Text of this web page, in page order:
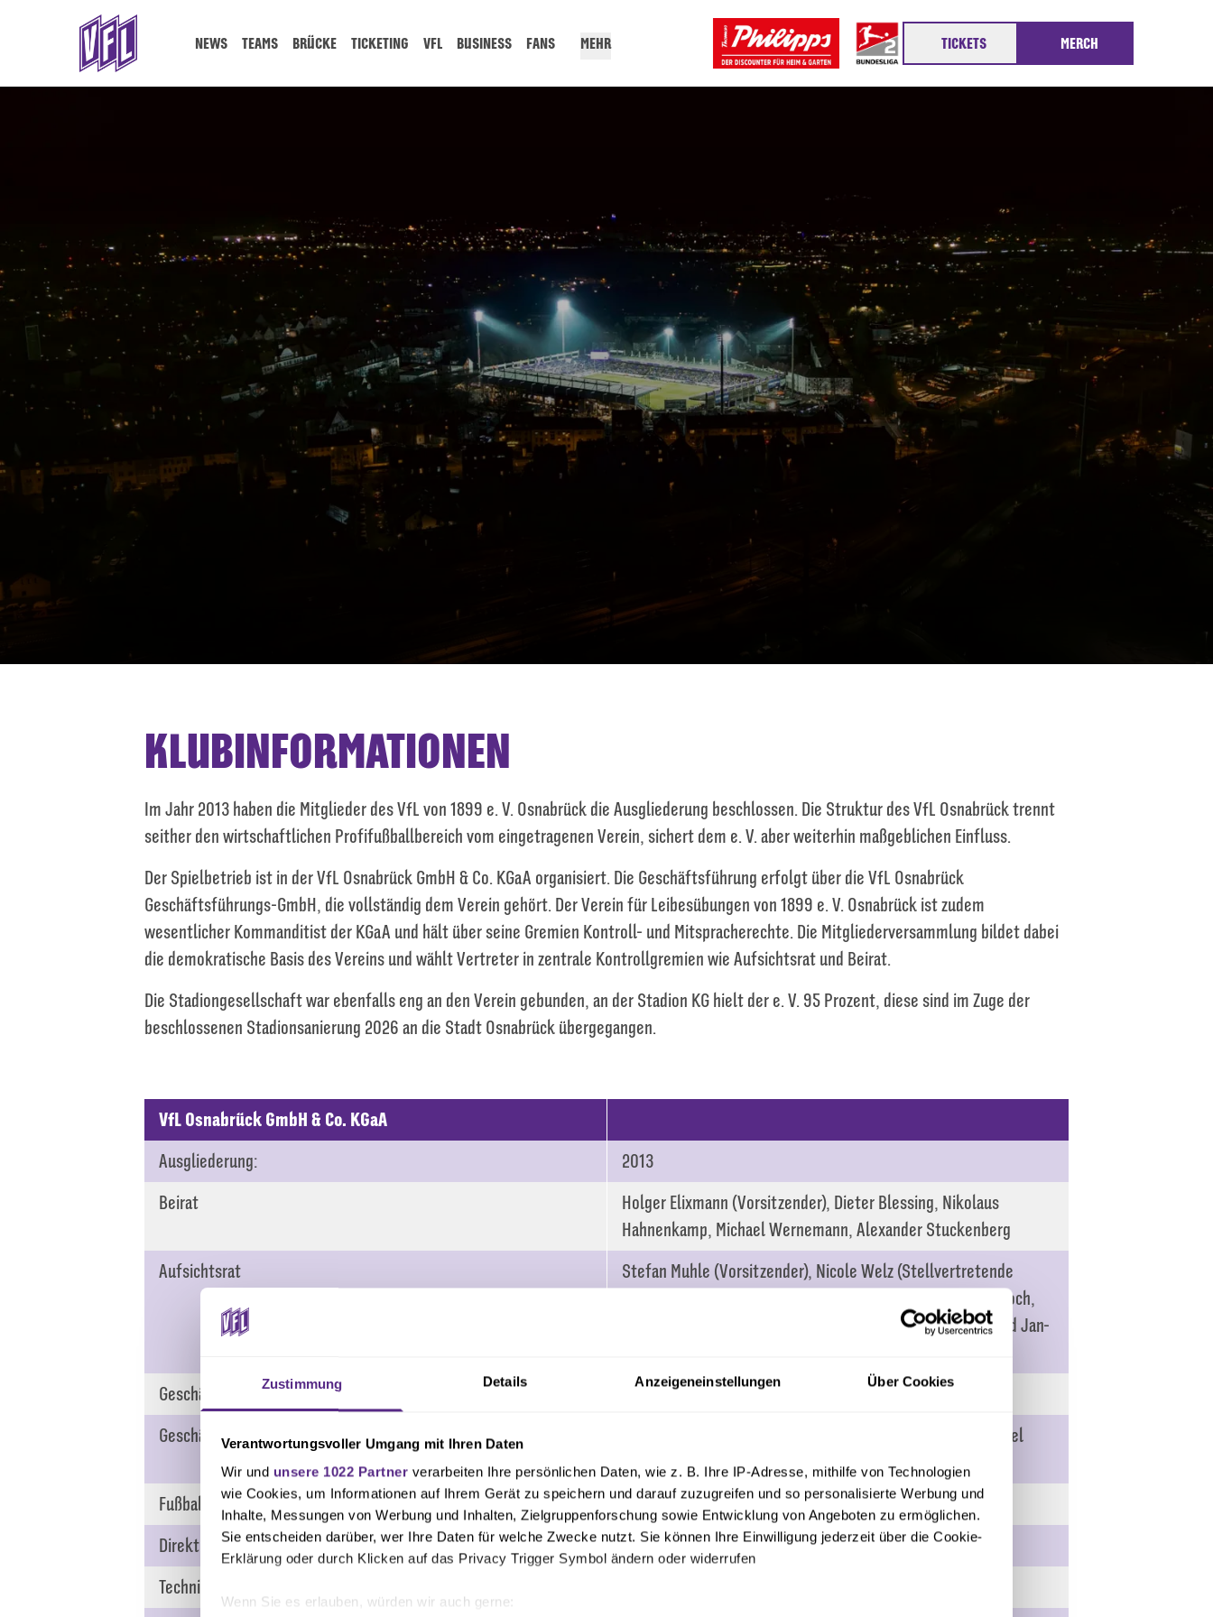
Zustimmung Details Anzeigeneinstellungen Über Cookies
Verantwortungsvoller Umgang mit Ihren Daten
Wir und unsere 1022 Partner verarbeiten Ihre persönlichen Daten, wie z. B. Ihre IP-Adresse, mithilfe von Technologien
wie Cookies, um Informationen auf Ihrem Gerät zu speichern und darauf zuzugreifen und so personalisierte Werbung und
Inhalte, Messungen von Werbung und Inhalten, Zielgruppenforschung sowie Entwicklung von Angeboten zu ermöglichen.
Sie entscheiden darüber, wer Ihre Daten für welche Zwecke nutzt. Sie können Ihre Einwilligung jederzeit über die Cookie-
Erklärung oder durch Klicken auf das Privacy Trigger Symbol ändern oder widerrufen
Wenn Sie es erlauben, würden wir auch gerne:
NEWS TEAMS BRÜCKE TICKETING VFL BUSINESS FANS MEHR TICKETS MERCH
KLUBINFORMATIONEN
Im Jahr 2013 haben die Mitglieder des VfL von 1899 e. V. Osnabrück die Ausgliederung beschlossen. Die Struktur des VfL Osnabrück trennt
seither den wirtschaftlichen Profifußballbereich vom eingetragenen Verein, sichert dem e. V. aber weiterhin maßgeblichen Einfluss.
Der Spielbetrieb ist in der VfL Osnabrück GmbH & Co. KGaA organisiert. Die Geschäftsführung erfolgt über die VfL Osnabrück
Geschäftsführungs-GmbH, die vollständig dem Verein gehört. Der Verein für Leibesübungen von 1899 e. V. Osnabrück ist zudem
wesentlicher Kommanditist der KGaA und hält über seine Gremien Kontroll- und Mitspracherechte. Die Mitgliederversammlung bildet dabei
die demokratische Basis des Vereins und wählt Vertreter in zentrale Kontrollgremien wie Aufsichtsrat und Beirat.
Die Stadiongesellschaft war ebenfalls eng an den Verein gebunden, an der Stadion KG hielt der e. V. 95 Prozent, diese sind im Zuge der
beschlossenen Stadionsanierung 2026 an die Stadt Osnabrück übergegangen.
VfL Osnabrück GmbH & Co. KGaA
Ausgliederung:
2013
Beirat
Holger Elixmann (Vorsitzender), Dieter Blessing, Nikolaus
Hahnenkamp, Michael Wernemann, Alexander Stuckenberg
Aufsichtsrat
Stefan Muhle (Vorsitzender), Nicole Welz (Stellvertretende
Vorsitzende), Maximilian Aulbert, Jens Bormann, Michael Koch,
Katharina Pötter, Lisa Roggenkamp, Henry Walkenhorst und Jan-
Geschäftsführer:
Dr. Michael Welling
Geschäftsleitung:
Dr. Michael Welling, Markus Dörenkämper, Joe Enochs, Daniel
Latkowski
Fußball
Direktor Fußball
Joe Enochs
Technischer Direktor